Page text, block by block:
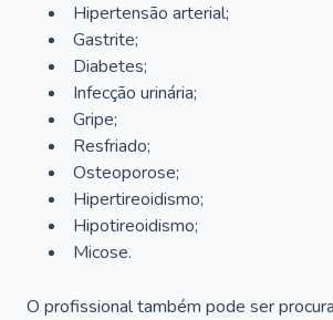
Hipertensão arterial;
Gastrite;
Diabetes;
Infecção urinária;
Gripe;
Resfriado;
Osteoporose;
Hipertireoidismo;
Hipotireoidismo;
Micose.
O profissional também pode ser